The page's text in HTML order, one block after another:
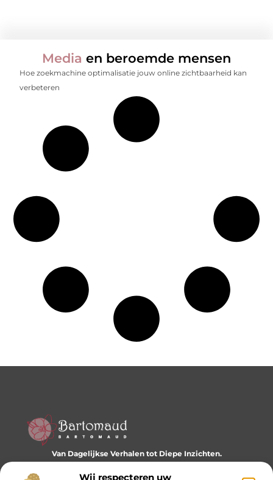
Wij respecteren uw
Media en beroemde mensen
Hoe zoekmachine optimalisatie jouw online zichtbaarheid kan
verbeteren
Van Dagelijkse Verhalen tot Diepe Inzichten.
Ontdek een wereld vol diverse blogs en artikelen die je
dagelijks inspireren en nieuwe perspectieven bieden.